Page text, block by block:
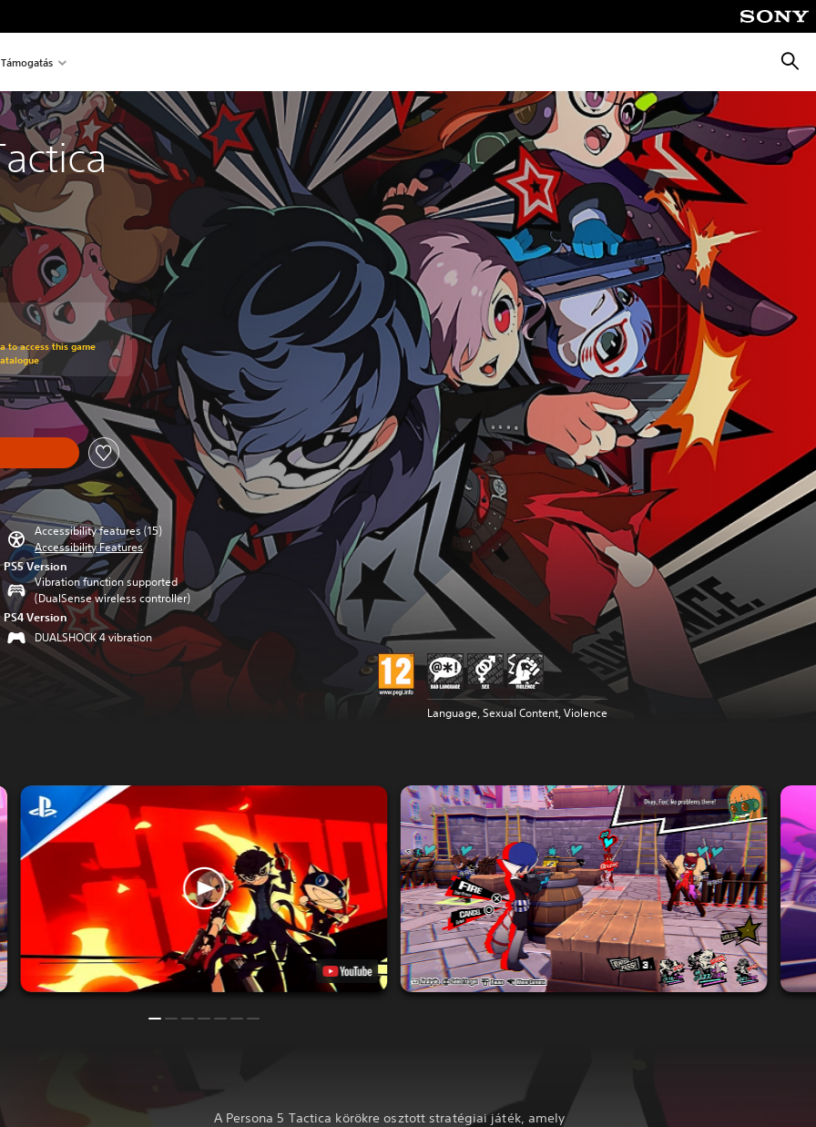
Támogatás
original price of 22.490 Ft
to access this game
Accessibility features (15)
Accessibility Features
PS5 Version
Vibration function supported
(DualSense wireless controller)
PS4 Version
DUALSHOCK 4 vibration
Language, Sexual Content, Violence
A Persona 5 Tactica körökre osztott stratégiai játék, amely